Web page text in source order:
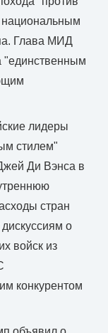
национальным
Глава МИД
"единственным
лидеры
стилем"
Ди Вэнса в
стран
о
войск из
конкурентом